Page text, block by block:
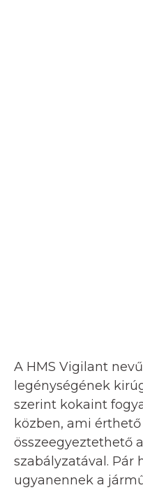
A HMS Vigilant
legénységének
szerint kokaint
közben, ami
összeegyeztethető
szabályzatával. Pár
ugyanennek a